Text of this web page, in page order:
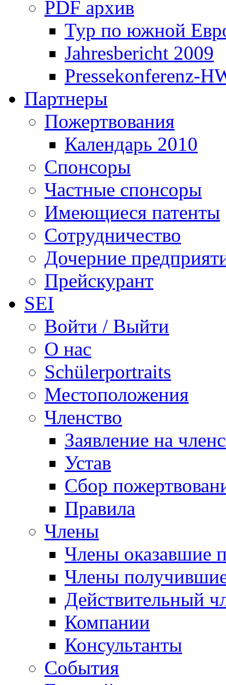
PDF архив
Тур по южной
Jahresbericht 2009
Pressekonferenz-
Партнеры
Пожертвования
Календарь 2010
Спонсоры
Частные спонсоры
Имеющиеся патенты
Сотрудничество
Дочерние
Прейскурант
SEI
Войти / Выйти
О нас
Schülerportraits
Местоположения
Членство
Заявление на
Устав
Сбор
Правила
Члены
Члены оказавшие
Члены
Действительный
Компании
Консультанты
События